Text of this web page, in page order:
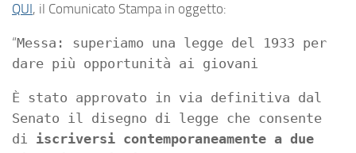
QUI, il Comunicato Stampa in oggetto:
“Messa: superiamo una legge del 1933 per
dare più opportunità ai giovani
È stato approvato in via definitiva dal
Senato il disegno di legge che consente
di iscriversi contemporaneamente a due